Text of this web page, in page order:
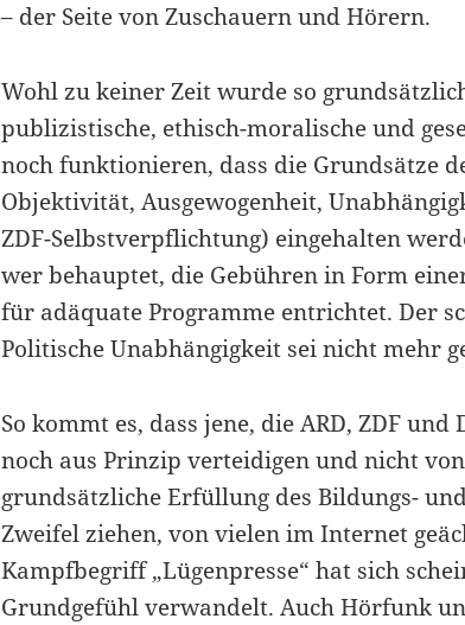
– der Seite von Zuschauern und Hörern.
Wohl zu keiner Zeit wurde so
publizistische, ethisch-moralische und
noch funktionieren, dass die Grundsätze
Objektivität, Ausgewogenheit,
ZDF-Selbstverpflichtung) eingehalten
wer behauptet, die Gebühren in Form
für adäquate Programme entrichtet. Der
Politische Unabhängigkeit sei nicht mehr
So kommt es, dass jene, die ARD, ZDF
noch aus Prinzip verteidigen und nicht
grundsätzliche Erfüllung des Bildungs-
Zweifel ziehen, von vielen im Internet
Kampfbegriff „Lügenpresse“ hat sich
Grundgefühl verwandelt. Auch Hörfunk